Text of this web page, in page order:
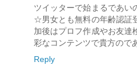
ツイッターで始まるであい
☆男女とも無料の年齢認証
加後はプロフ作成やお友達
彩なコンテンツで貴方ので
Reply